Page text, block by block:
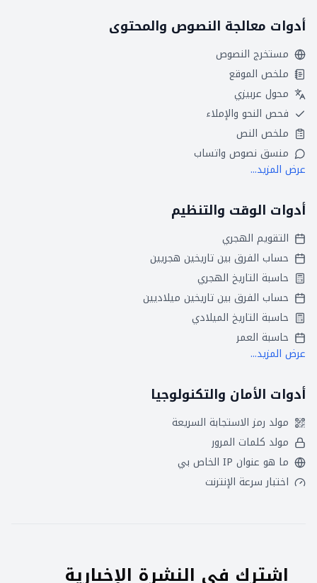
أدوات معالجة النصوص والمحتوى
مستخرج النصوص
ملخص الموقع
محول عربيزي
فحص النحو والإملاء
ملخص النص
منسق نصوص واتساب
عرض المزيد...
أدوات الوقت والتنظيم
التقويم الهجري
حساب الفرق بين تاريخين هجريين
حاسبة التاريخ الهجري
حساب الفرق بين تاريخين ميلاديين
حاسبة التاريخ الميلادي
حاسبة العمر
عرض المزيد...
أدوات الأمان والتكنولوجيا
مولد رمز الاستجابة السريعة
مولد كلمات المرور
ما هو عنوان IP الخاص بي
اختبار سرعة الإنترنت
اشترك في النشرة الإخبارية